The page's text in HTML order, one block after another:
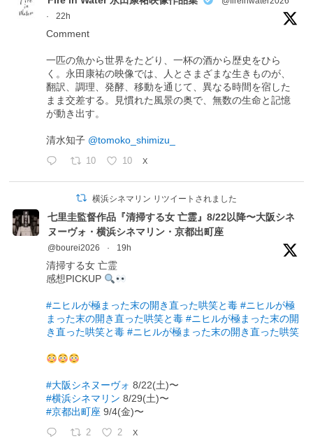
·
22h
Comment
一匹の魚から世界をたどり、一杯の酒から歴史をひら
く。永田康祐の映像では、人とさまざまな生きものが、
翻訳、調理、発酵、移動を通じて、異なる時間を宿した
まま交差する。見慣れた風景の奥で、無数の生命と記憶
が動き出す。
清水知子 @tomoko_shimizu_
10 10 X
横浜シネマリン リツイートされました
七里圭監督作品『清掃する女 亡霊』8/22以降〜大阪シネ
ヌーヴォ・横浜シネマリン・京都出町座
@bourei2026 · 19h
清掃する女 亡霊
感想PICKUP
#ニヒルが極まった末の開き直った哄笑と毒 #ニヒルが極
まった末の開き直った哄笑と毒 #ニヒルが極まった末の開
き直った哄笑と毒 #ニヒルが極まった末の開き直った哄笑
#大阪シネヌーヴォ 8/22(土)〜
#横浜シネマリン 8/29(土)〜
#京都出町座 9/4(金)〜
2 2 X